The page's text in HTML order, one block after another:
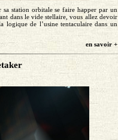
station orbitale se faire happer par un
dans le vide stellaire, vous allez devoir
logique de l’usine tentaculaire dans un
en savoir +